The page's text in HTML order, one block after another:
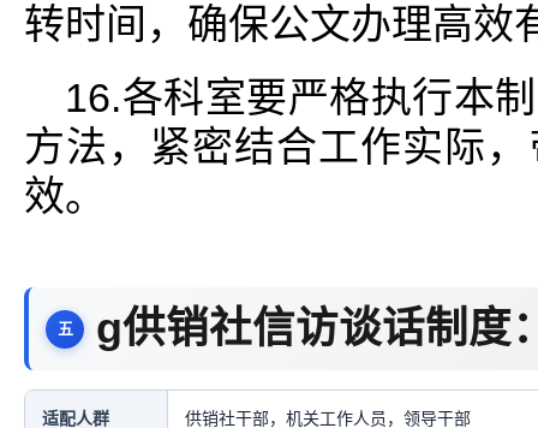
转时间，确保公文办理高效
16.各科室要严格执行本
方法，紧密结合工作实际
效。
g供销社信访谈话制度
适配人群 供销社干部，机关工作人员，领导干部